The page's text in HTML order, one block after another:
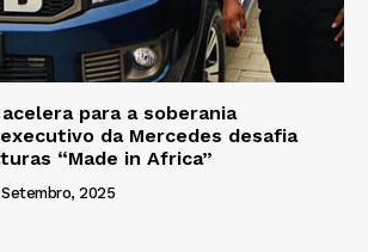
para a soberania
da Mercedes desafia
“Made in Africa”
2025